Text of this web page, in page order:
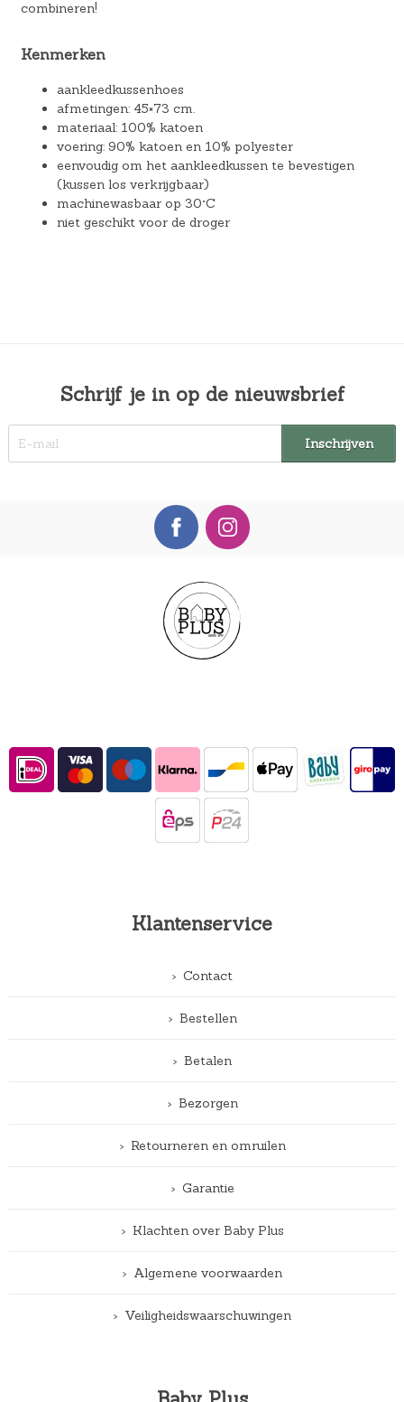
combineren!
Kenmerken
aankleedkussenhoes
afmetingen: 45×73 cm.
materiaal: 100% katoen
voering: 90% katoen en 10% polyester
eenvoudig om het aankleedkussen te bevestigen
(kussen los verkrijgbaar)
machinewasbaar op 30°C
niet geschikt voor de droger
Schrijf je in op de nieuwsbrief
Klantenservice
Contact
Bestellen
Betalen
Bezorgen
Retourneren en omruilen
Garantie
Klachten over Baby Plus
Algemene voorwaarden
Veiligheidswaarschuwingen